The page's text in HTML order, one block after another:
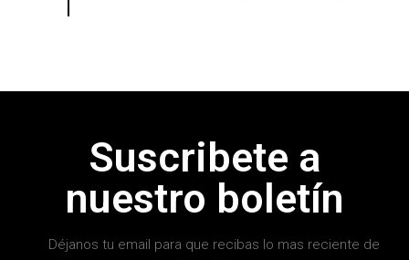
Suscribete a
nuestro boletín
Déjanos tu email para que recibas lo mas reciente de